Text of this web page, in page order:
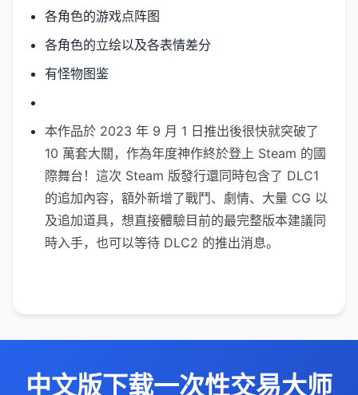
各角色的游戏点阵图
各角色的立绘以及各表情差分
有怪物图鉴
本作品於 2023 年 9 月 1 日推出後很快就突破了
10 萬套大關，作為年度神作終於登上 Steam 的國
際舞台！這次 Steam 版發行還同時包含了 DLC1
的追加內容，額外新增了戰鬥、劇情、大量 CG 以
及追加道具，想直接體驗目前的最完整版本建議同
時入手，也可以等待 DLC2 的推出消息。
中文版下载一次性交易大师